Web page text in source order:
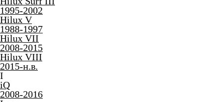
1995-2002
Hilux V
1988-1997
Hilux VII
2008-2015
Hilux VIII
2015-н.в.
I
iQ
2008-2016